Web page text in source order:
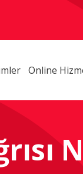
Online